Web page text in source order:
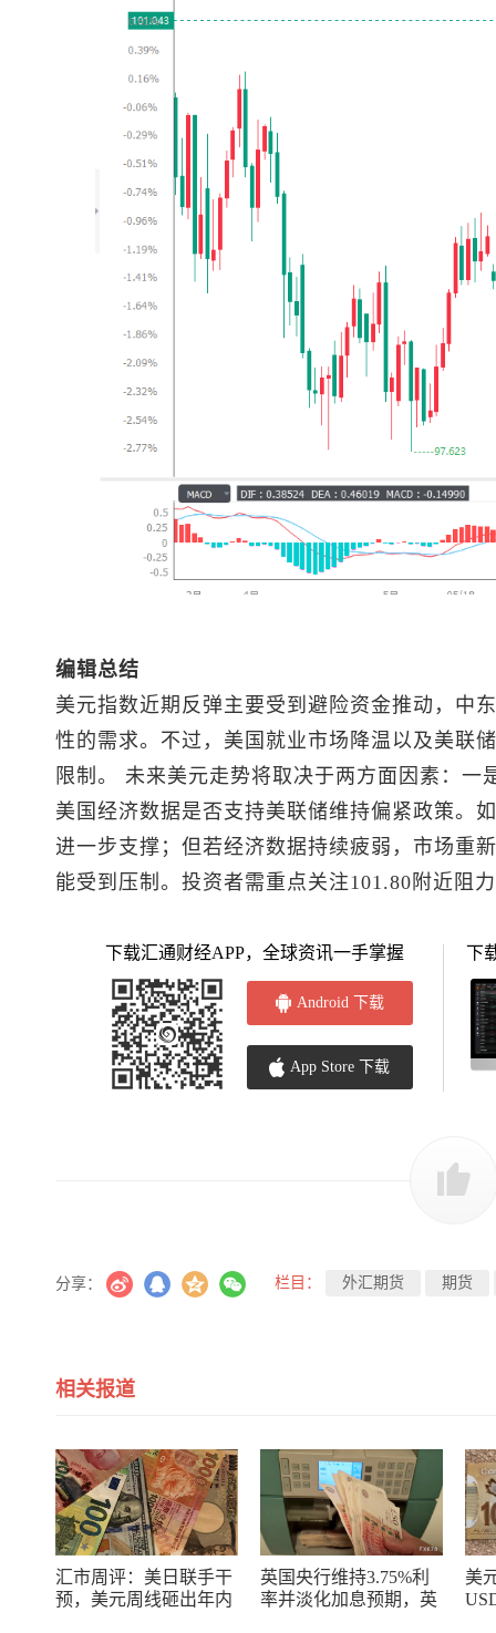
编辑总结
美元指数近期反弹主要受到避险资金推动，中
性的需求。不过，美国就业市场降温以及美联
限制。 未来美元走势将取决于两方面因素：
美国经济数据是否支持美联储维持偏紧政策。
进一步支撑；但若经济数据持续疲弱，市场重
能受到压制。投资者需重点关注101.80附近阻
下载汇通财经APP，全球资讯一手掌握
Android 下载
App Store 下载
下
分享： 栏目： 外汇期货 期货
相关报道
汇市周评：美日联手干
预，美元周线砸出年内
英国央行维持3.75%利
率并淡化加息预期，英
美